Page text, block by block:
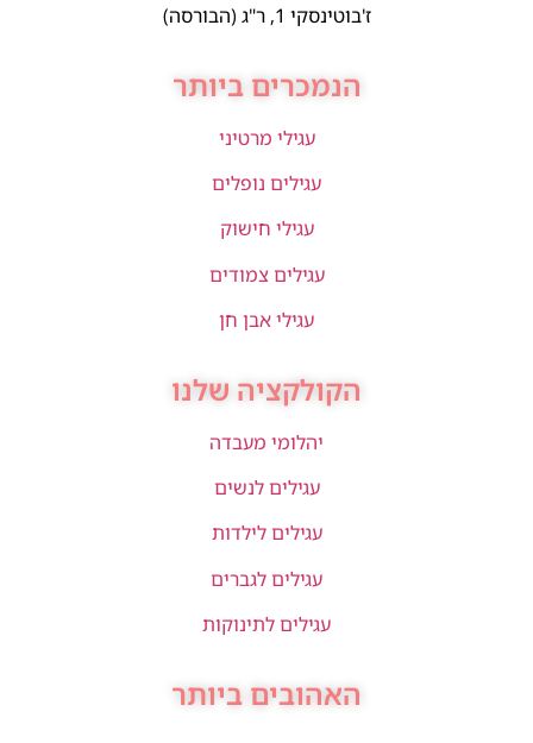
ז'בוטינסקי 1, ר"ג (הבורסה)
הנמכרים ביותר
עגילי מרטיני
עגילים נופלים
עגילי חישוק
עגילים צמודים
עגילי אבן חן
הקולקציה שלנו
יהלומי מעבדה
עגילים לנשים
עגילים לילדות
עגילים לגברים
עגילים לתינוקות
האהובים ביותר